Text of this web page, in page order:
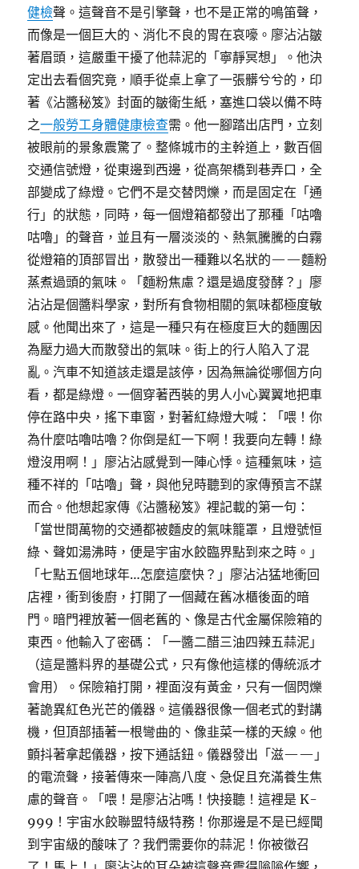
健檢聲。這聲音不是引擎聲，也不是正常的鳴笛聲，
而像是一個巨大的、消化不良的胃在哀嚎。廖沾沾皺
著眉頭，這嚴重干擾了他蒜泥的「寧靜冥想」。他決
定出去看個究竟，順手從桌上拿了一張髒兮兮的，印
著《沾醬秘笈》封面的皺衛生紙，塞進口袋以備不時
之一般勞工身體健康檢查需。他一腳踏出店門，立刻
被眼前的景象震驚了。整條城市的主幹道上，數百個
交通信號燈，從東邊到西邊，從高架橋到巷弄口，全
部變成了綠燈。它們不是交替閃爍，而是固定在「通
行」的狀態，同時，每一個燈箱都發出了那種「咕嚕
咕嚕」的聲音，並且有一層淡淡的、熱氣騰騰的白霧
從燈箱的頂部冒出，散發出一種難以名狀的——麵粉
蒸煮過頭的氣味。「麵粉焦慮？還是過度發酵？」廖
沾沾是個醬料學家，對所有食物相關的氣味都極度敏
感。他聞出來了，這是一種只有在極度巨大的麵團因
為壓力過大而散發出的氣味。街上的行人陷入了混
亂。汽車不知道該走還是該停，因為無論從哪個方向
看，都是綠燈。一個穿著西裝的男人小心翼翼地把車
停在路中央，搖下車窗，對著紅綠燈大喊：「喂！你
為什麼咕嚕咕嚕？你倒是紅一下啊！我要向左轉！綠
燈沒用啊！」廖沾沾感覺到一陣心悸。這種氣味，這
種不祥的「咕嚕」聲，與他兒時聽到的家傳預言不謀
而合。他想起家傳《沾醬秘笈》裡記載的第一句：
「當世間萬物的交通都被麵皮的氣味籠罩，且燈號恒
綠、聲如湯沸時，便是宇宙水餃臨界點到來之時。」
「七點五個地球年…怎麼這麼快？」廖沾沾猛地衝回
店裡，衝到後廚，打開了一個藏在舊冰櫃後面的暗
門。暗門裡放著一個老舊的、像是古代金屬保險箱的
東西。他輸入了密碼：「一醬二醋三油四辣五蒜泥」
（這是醬料界的基礎公式，只有像他這樣的傳統派才
會用）。保險箱打開，裡面沒有黃金，只有一個閃爍
著詭異紅色光芒的儀器。這儀器很像一個老式的對講
機，但頂部插著一根彎曲的、像韭菜一樣的天線。他
顫抖著拿起儀器，按下通話鈕。儀器發出「滋——」
的電流聲，接著傳來一陣高八度、急促且充滿養生焦
慮的聲音。「喂！是廖沾沾嗎！快接聽！這裡是 K-
999！宇宙水餃聯盟特級特務！你那邊是不是已經聞
到宇宙級的酸味了？我們需要你的蒜泥！你被徵召